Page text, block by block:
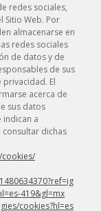
redes sociales,
Sitio Web. Por
almacenarse en
redes sociales
de datos y de
de sus
El
acerca de
sus datos
indican a
consultar dichas
419&gl=mx
cookies?hl=es